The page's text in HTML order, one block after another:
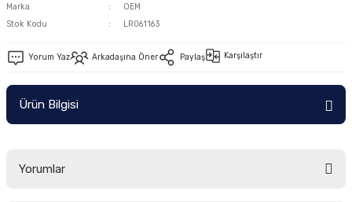
Marka
OEM
Stok Kodu
LR061163
Yorum Yaz Arkadaşına Öner Paylaş Karşılaştır
Ürün Bilgisi
Yorumlar